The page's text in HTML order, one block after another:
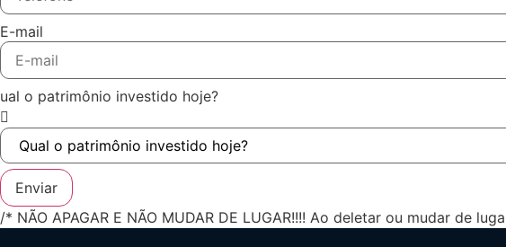
E-mail
ual o patrimônio investido hoje?
Enviar
/* NÃO APAGAR E NÃO MUDAR DE LUGAR!!!! Ao deletar ou mudar de